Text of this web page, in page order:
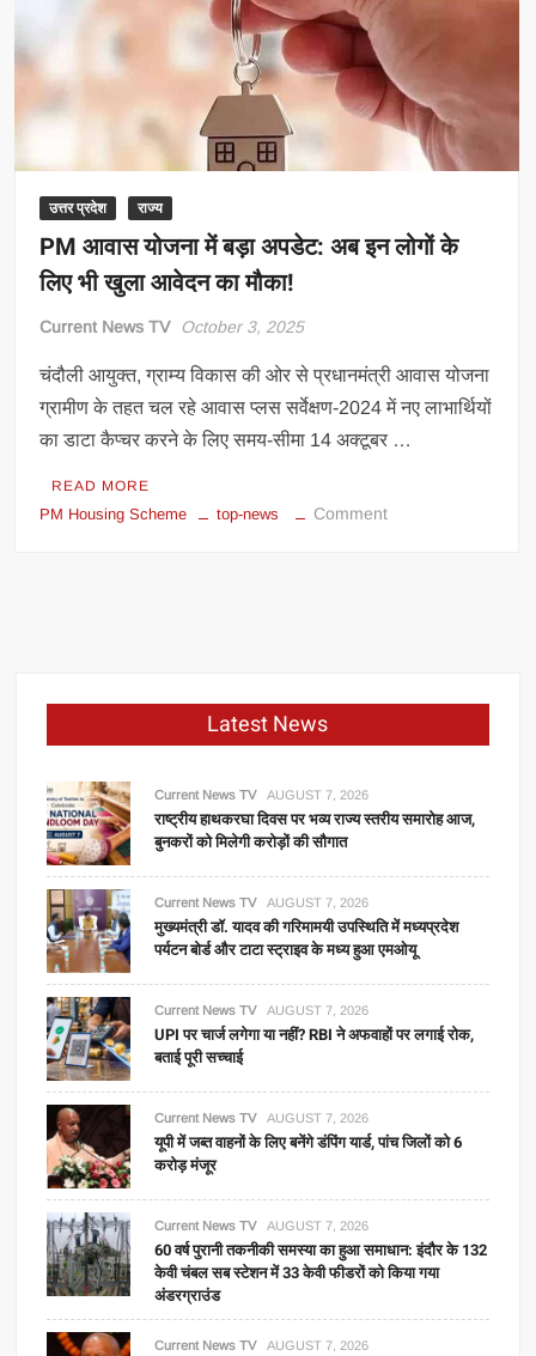
हितग्राहियों
को
बिना
पूरी
उत्तर प्रदेश राज्य
PM आवास योजना में बड़ा अपडेट: अब इन लोगों के
लिए भी खुला आवेदन का मौका!
Current News TV October 3, 2025
चंदौली आयुक्त, ग्राम्य विकास की ओर से प्रधानमंत्री आवास योजना
ग्रामीण के तहत चल रहे आवास प्लस सर्वेक्षण-2024 में नए लाभार्थियों
का डाटा कैप्चर करने के लिए समय-सीमा 14 अक्टूबर …
READ MORE
PM Housing Scheme top-news Commenton
अब
लिए
का
मौका!
Latest News
Current News TV AUGUST 7, 2026
राष्ट्रीय हाथकरघा दिवस पर भव्य राज्य स्तरीय समारोह आज,
बुनकरों को मिलेगी करोड़ों की सौगात
Current News TV AUGUST 7, 2026
मुख्यमंत्री डॉ. यादव की गरिमामयी उपस्थिति में मध्यप्रदेश
पर्यटन बोर्ड और टाटा स्ट्राइव के मध्य हुआ एमओयू
Current News TV AUGUST 7, 2026
UPI पर चार्ज लगेगा या नहीं? RBI ने अफवाहों पर लगाई रोक,
बताई पूरी सच्चाई
Current News TV AUGUST 7, 2026
यूपी में जब्त वाहनों के लिए बनेंगे डंपिंग यार्ड, पांच जिलों को 6
करोड़ मंजूर
Current News TV AUGUST 7, 2026
60 वर्ष पुरानी तकनीकी समस्या का हुआ समाधान: इंदौर के 132
केवी चंबल सब स्टेशन में 33 केवी फीडरों को किया गया
अंडरग्राउंड
Current News TV AUGUST 7, 2026